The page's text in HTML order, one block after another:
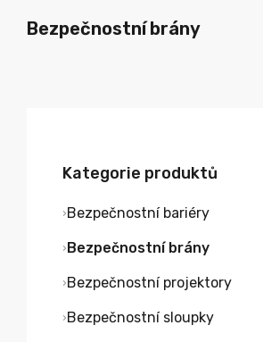
Bezpečnostní brány
Kategorie produktů
Bezpečnostní bariéry
Bezpečnostní brány
Bezpečnostní projektory
Bezpečnostní sloupky